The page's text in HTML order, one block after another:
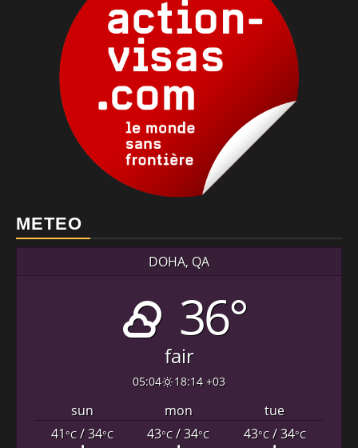
METEO
DOHA, QA
36°
fair
05:04 18:14 +03
sun mon
tue
41°C/ 34°C 43°C/ 34°C 43°C/ 34°C